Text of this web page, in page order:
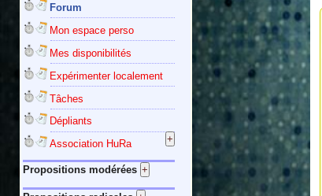
Forum
Mon espace perso
Mes disponibilités
Expérimenter localement
Tâches
Dépliants
Association HuRa
Propositions modérées